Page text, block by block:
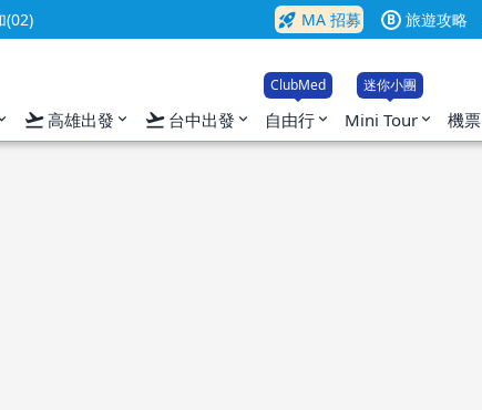
(02) rocket_launch MA 招募 B 旅遊攻略
flight_takeoff高雄出發 expand_more flight_takeoff 台中出發 expand_more
ClubMed
自由行 expand_more
迷你小團
Mini Tour expand_more 機票